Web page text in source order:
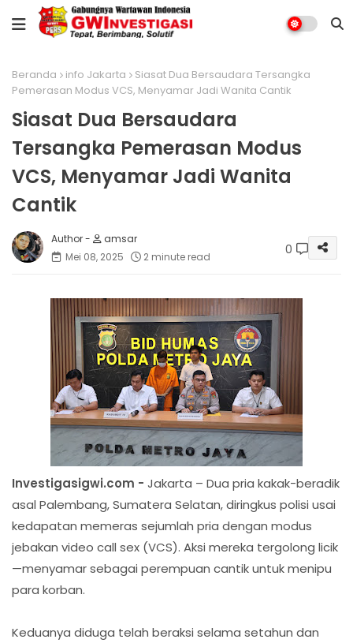
Beranda info Jakarta
Siasat Dua Bersaudara Tersangka
Pemerasan Modus VCS, Menyamar Jadi Wanita Cantik
Siasat Dua Bersaudara
Tersangka Pemerasan Modus
VCS, Menyamar Jadi Wanita
Cantik
amsar
Mei 08, 2025
2 minute read 0
Investigasigwi.com - Jakarta – Dua pria kakak-beradik
asal Palembang, Sumatera Selatan, diringkus polisi usai
kedapatan memeras sejumlah pria dengan modus
jebakan video call sex (VCS). Aksi mereka tergolong licik
—menyamar sebagai perempuan cantik untuk menipu
para korban.
Keduanya diduga telah beraksi selama setahun dan